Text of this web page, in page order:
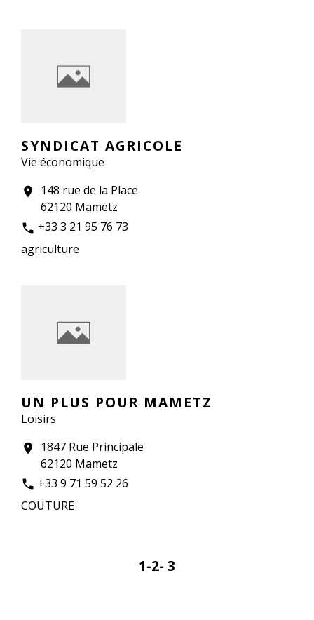
SYNDICAT AGRICOLE
Vie économique
location_on
148 rue de la Place
62120 Mametz
phone +33 3 21 95 76 73
agriculture
UN PLUS POUR MAMETZ
Loisirs
location_on
1847 Rue Principale
62120 Mametz
phone +33 9 71 59 52 26
COUTURE
1-2- 3